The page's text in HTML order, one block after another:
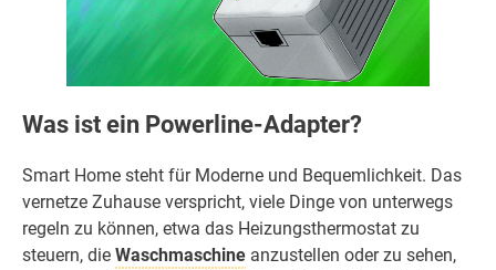
Was ist ein Powerline-Adapter?
Smart Home steht für Moderne und Bequemlichkeit. Das
vernetze Zuhause verspricht, viele Dinge von unterwegs
regeln zu können, etwa das Heizungsthermostat zu
steuern, die Waschmaschine anzustellen oder zu sehen,